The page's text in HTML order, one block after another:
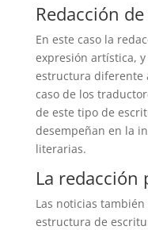
Redacción
En este caso la
expresión artística,
estructura diferente
caso de los
de este tipo de
desempeñan en la
literarias.
La redacción
Las noticias
estructura de